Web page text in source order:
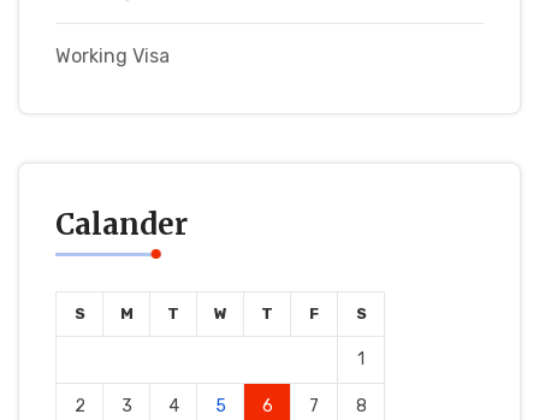
Working Visa
Calander
S M T W T F S
1
2 3 4 5 6 7 8